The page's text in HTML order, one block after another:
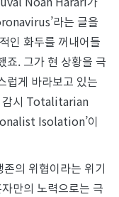
라는 글을
인 화두를 꺼내어들
죠. 그가 현 상황을 극
럽게 바라보고 있는
감시 Totalitarian
Isolation’이
의 위협이라는 위기
만의 노력으로는 극